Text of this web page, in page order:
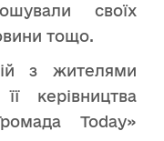
своїх
тощо.
з жителями
керівництва
Today»